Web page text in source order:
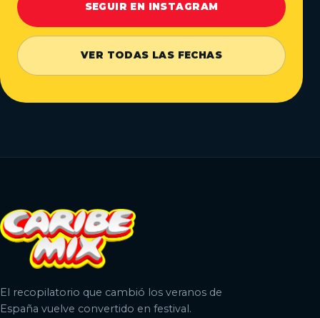
SEGUIR EN INSTAGRAM
VER TODAS LAS FECHAS
El recopilatorio que cambió los veranos de
España vuelve convertido en festival.